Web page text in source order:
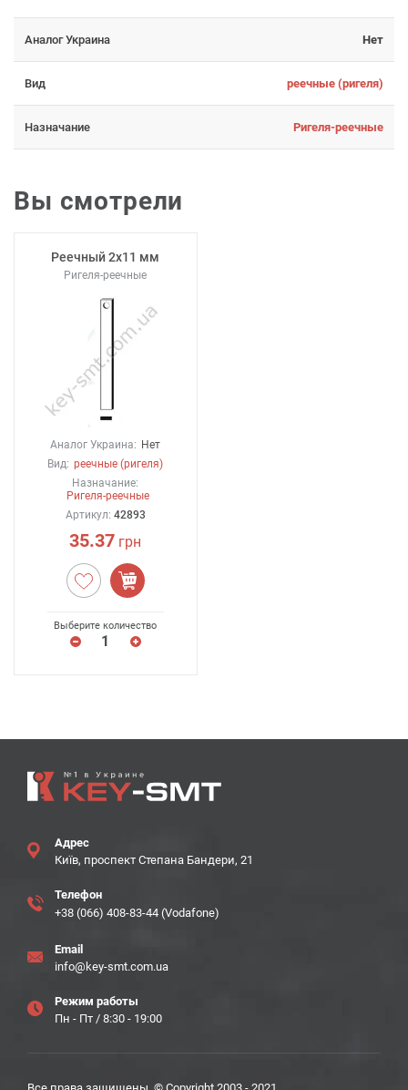
Аналог Украина Нет
Вид реечные (ригеля)
Назначание Ригеля-реечные
Вы смотрели
Реечный 2х11 мм
Ригеля-реечные
Аналог Украина: Нет
Вид: реечные (ригеля)
Назначание:
Ригеля-реечные
Артикул: 42893
35.37 грн
Выберите количество
Адрес
Київ, проспект Степана Бандери, 21
Телефон
+38 (066) 408-83-44 (Vodafone)
Email
info@key-smt.com.ua
Режим работы
Пн - Пт / 8:30 - 19:00